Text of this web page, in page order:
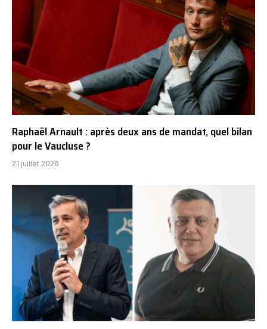
Raphaël Arnault : après deux ans de mandat, quel bilan
pour le Vaucluse ?
21 juillet 2026